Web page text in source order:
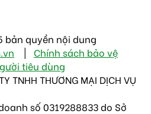
bản quyền nội dung
| Chính sách bảo vệ
tiêu dùng
TNHH THƯƠNG MẠI DỊCH VỤ
số 0319288833 do Sở